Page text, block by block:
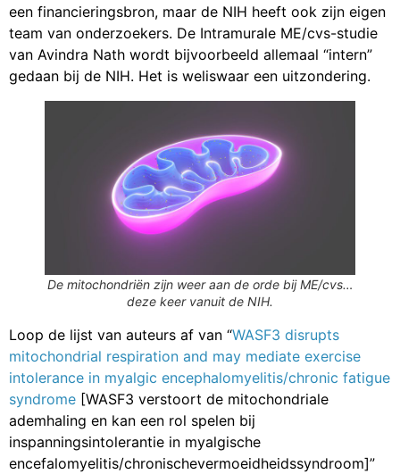
een financieringsbron, maar de NIH heeft ook zijn eigen
team van onderzoekers. De Intramurale ME/cvs-studie
van Avindra Nath wordt bijvoorbeeld allemaal “intern”
gedaan bij de NIH. Het is weliswaar een uitzondering.
De mitochondriën zijn weer aan de orde bij ME/cvs…
deze keer vanuit de NIH.
Loop de lijst van auteurs af van “WASF3 disrupts
mitochondrial respiration and may mediate exercise
intolerance in myalgic encephalomyelitis/chronic fatigue
syndrome [WASF3 verstoort de mitochondriale
ademhaling en kan een rol spelen bij
inspanningsintolerantie in myalgische
encefalomyelitis/chronischevermoeidheidssyndroom]”